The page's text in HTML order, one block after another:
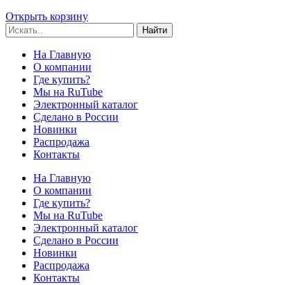
Открыть корзину
Найти
На Главную
О компании
Где купить?
Мы на RuTube
Электронный каталог
Сделано в России
Новинки
Распродажа
Контакты
На Главную
О компании
Где купить?
Мы на RuTube
Электронный каталог
Сделано в России
Новинки
Распродажа
Контакты